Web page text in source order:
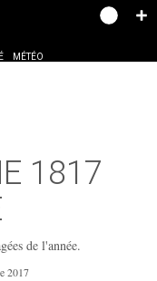
MÉTÉO
1817
de l'année.
2017